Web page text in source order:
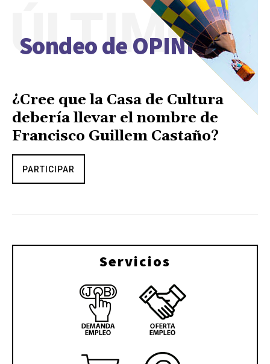
Sondeo de OPINIÓN
ÚLTIMO
¿Cree que la Casa de Cultura
debería llevar el nombre de
Francisco Guillem Castaño?
PARTICIPAR
Servicios